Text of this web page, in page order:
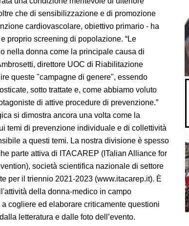
che di sensibilizzazione e di promozione
cardiovascolare, obiettivo primario - ha
proprio screening di popolazione. “Le
nella donna come la principale causa di
direttore UOC di Riabilitazione
queste "campagne di genere", essendo
sotto trattate e, come abbiamo voluto
di attive procedure di prevenzione.”
si dimostra ancora una volta come la
temi di prevenzione individuale e di collettività
a questi temi. La nostra divisione è spesso
parte attiva di ITACAREP (ITalian Alliance for
società scientifica nazionale di settore
per il triennio 2021-2023 (www.itacarep.it). È
della donna-medico in campo
cogliere ed elaborare criticamente questioni
letteratura e dalle foto dell’evento.